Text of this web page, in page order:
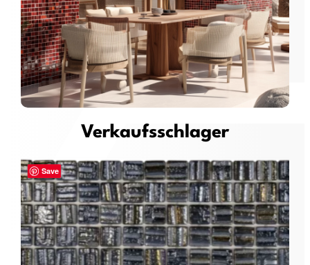
Verkaufsschlager
Save